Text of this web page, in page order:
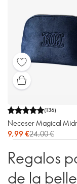
(136)
Neceser Magical
9,99 €24,00 €
Regalos
de la